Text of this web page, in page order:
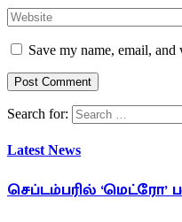
Save my name, email,
Search for:
Latest News
செப்டம்பரில்